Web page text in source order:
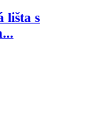
lišta s